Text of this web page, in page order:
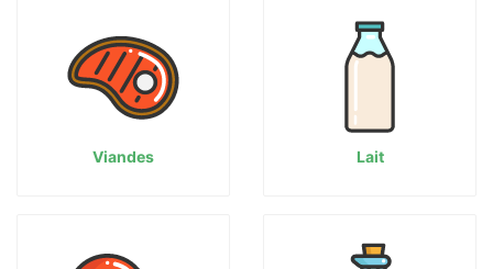
Viandes Lait